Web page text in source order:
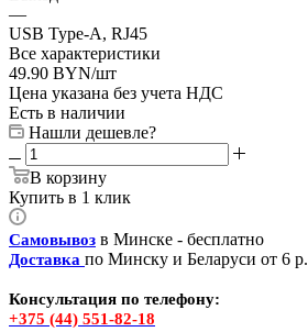
—
USB Type-A, RJ45
Все характеристики
49.90 BYN/шт
Цена указана без учета НДС
Есть в наличии
Нашли дешевле?
В корзину
Купить в 1 клик
Самовывоз в Минске - бесплатно
Доставка по Минску и Беларуси от 6 р.
Консультация по телефону:
+375 (44) 551-82-18